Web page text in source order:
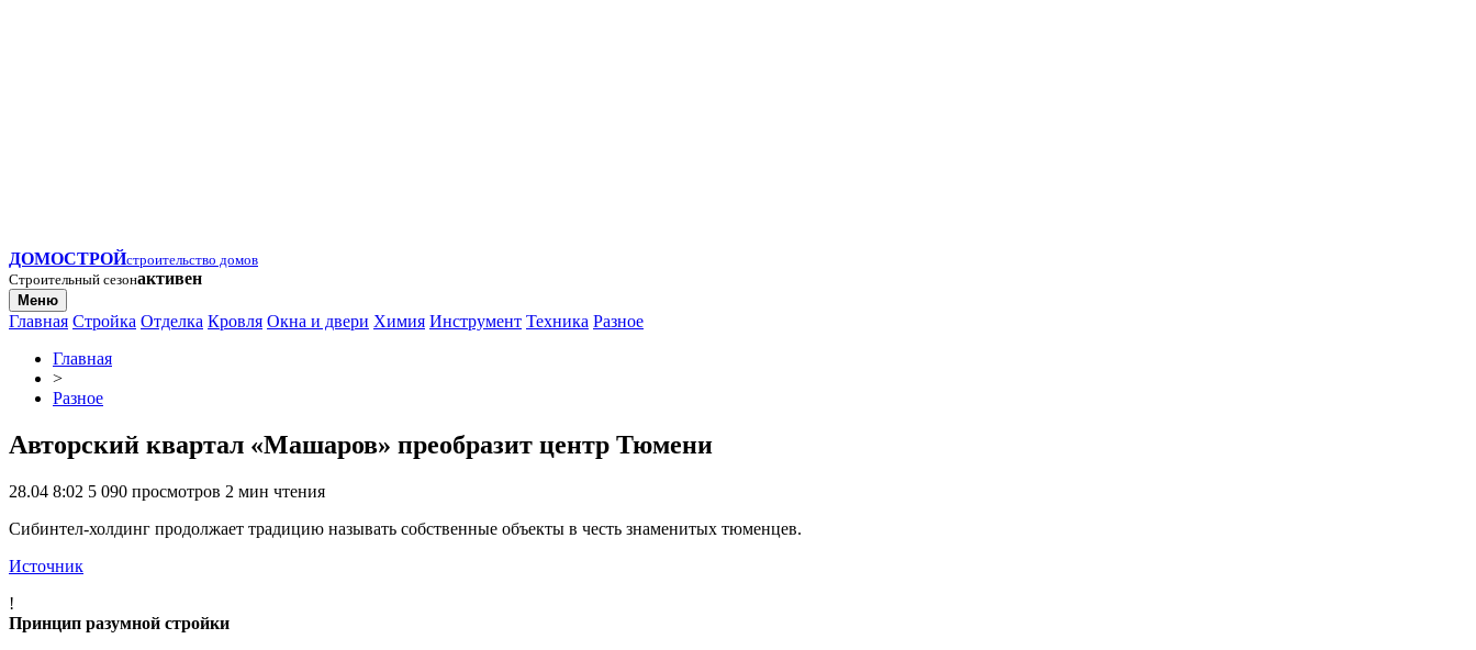
ДОМОСТРОЙстроительство домов
Строительный сезонактивен
Меню
Главная Стройка Отделка Кровля Окна и двери Химия Инструмент Техника Разное
Главная
>
Разное
Авторский квартал «Машаров» преобразит центр Тюмени
28.04 8:02 5 090 просмотров 2 мин чтения
Сибинтел-холдинг продолжает традицию называть собственные объекты в честь знаменитых тюменцев.
Источник
!
Принцип разумной стройки